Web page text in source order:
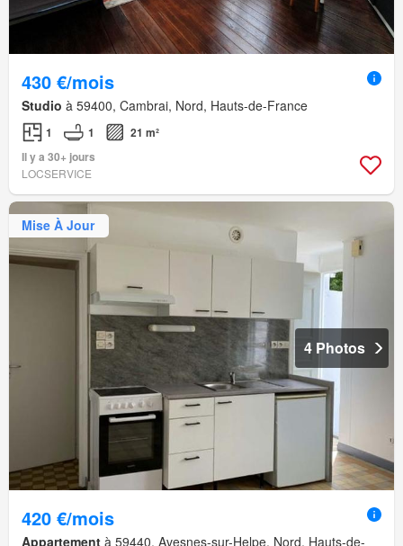
430 €/mois
Studio à 59400, Cambrai, Nord, Hauts-de-France
1 1
21 m²
Il y a 30+ jours
LOCSERVICE
Mise À Jour
4 Photos
420 €/mois
Appartement à 59440, Avesnes-sur-Helpe, Nord, Hauts-de-